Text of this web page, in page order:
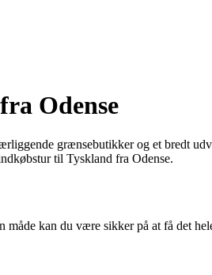
Odense
grænsebutikker og et bredt
til Tyskland fra Odense.
kan du være sikker på at få det